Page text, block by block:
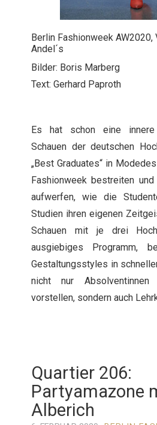
Berlin Fashionweek AW2020,
Andel´s
Bilder: Boris Marberg
Text: Gerhard Paproth
Es hat schon eine
Schauen der deutschen
„Best Graduates“ in
Fashionweek bestreiten und
aufwerfen, wie die
Studien ihren eigenen
Schauen mit je drei
ausgiebiges Programm,
Gestaltungsstyles in
nicht nur Absolventinnen
vorstellen, sondern auch
Quartier 206:
Partyamazone
Alberich